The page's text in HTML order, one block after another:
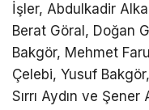
İşler, Abdulkadir
Berat Göral, Doğan
Bakgör, Mehmet
Çelebi, Yusuf
Sırrı Aydın ve Şener